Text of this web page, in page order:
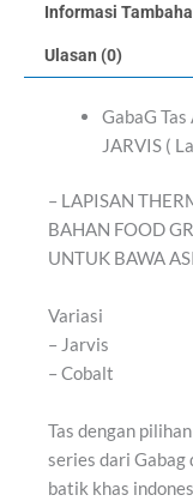
Informasi
Ulasan (0)
GabaG
JARVIS (
– LAPISAN
BAHAN FOOD
UNTUK BAWA
Variasi
– Jarvis
– Cobalt
Tas dengan
series dari Gabag
batik khas